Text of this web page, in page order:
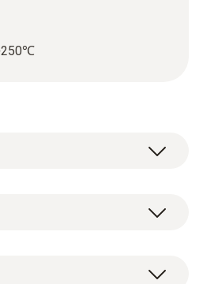
ニードルプローブ 本体、